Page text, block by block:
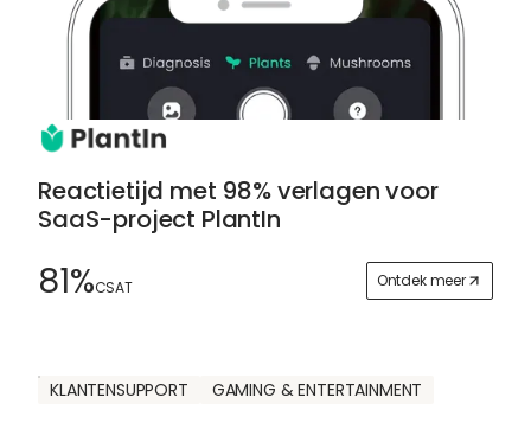
Reactietijd met 98% verlagen voor
SaaS-project PlantIn
81%CSAT Ontdek meer
KLANTENSUPPORT GAMING & ENTERTAINMENT